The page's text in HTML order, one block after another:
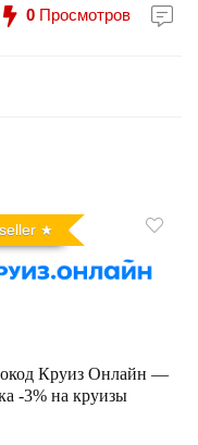
0 Просмотров
Круиз Онлайн —
-3% на круизы